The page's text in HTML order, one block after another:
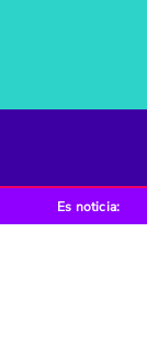
Es noticia: